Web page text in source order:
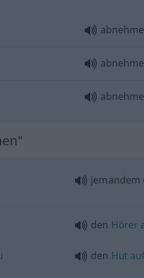
jemandem
den Hörer
den Hut